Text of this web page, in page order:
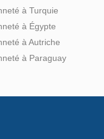
à Turquie
à Égypte
à Autriche
à Paraguay